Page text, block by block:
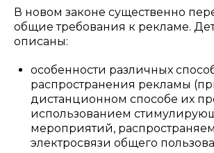
В новом законе существенно
общие требования к рекламе.
описаны:
особенности различных
распространения рекламы
дистанционном способе их
использованием
мероприятий,
электросвязи общего